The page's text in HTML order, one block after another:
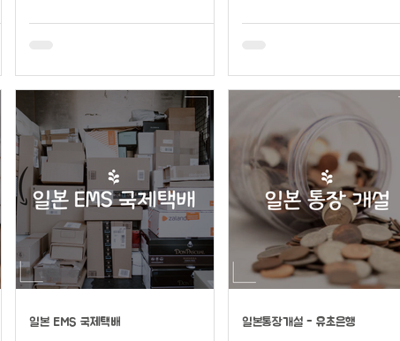
일본 EMS 국제택배 일본통장개설 - 유초은행